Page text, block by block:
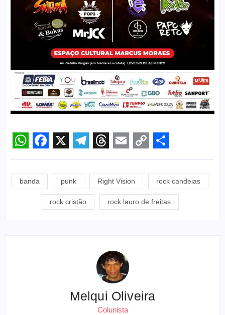
WhatsApp
Facebook
X Telegram
Threads
Email
Copy
Link
Share
banda punk Right Vision rock candeias
rock cristão rock lauro de freitas
Melqui Oliveira
Colunista